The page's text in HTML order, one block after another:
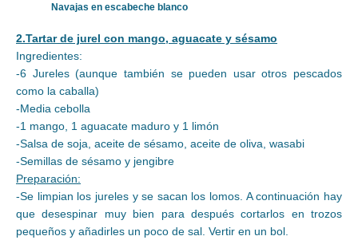
Navajas en escabeche blanco
2.Tartar de jurel con mango, aguacate y sésamo
Ingredientes:
-6 Jureles (aunque también se pueden usar otros pescados
como la caballa)
-Media cebolla
-1 mango, 1 aguacate maduro y 1 limón
-Salsa de soja, aceite de sésamo, aceite de oliva, wasabi
-Semillas de sésamo y jengibre
Preparación:
-Se limpian los jureles y se sacan los lomos. A continuación hay
que desespinar muy bien para después cortarlos en trozos
pequeños y añadirles un poco de sal. Vertir en un bol.